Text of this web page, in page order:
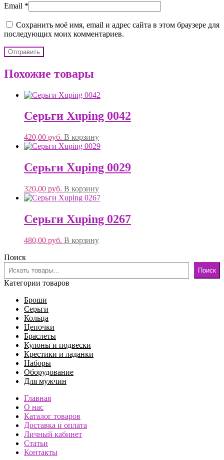
Email *
Сохранить моё имя, email и адрес сайта в этом браузере для
последующих моих комментариев.
Похожие товары
Серьги Xuping 0042
420,00 руб. В корзину
Серьги Xuping 0029
320,00 руб. В корзину
Серьги Xuping 0267
480,00 руб. В корзину
Поиск
Поиск
Категории товаров
Броши
Серьги
Кольца
Цепочки
Браслеты
Кулоны и подвески
Крестики и ладанки
Наборы
Оборудование
Для мужчин
Главная
О нас
Каталог товаров
Доставка и оплата
Личный кабинет
Статьи
Контакты